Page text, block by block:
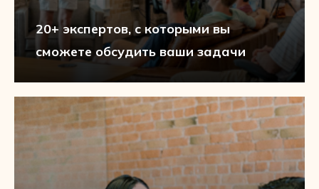
20+ экспертов, с которыми вы
сможете обсудить ваши задачи